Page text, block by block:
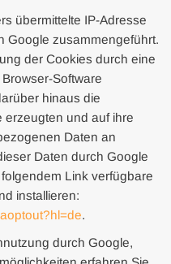
übermittelte IP-Adresse
Google zusammengeführt.
der Cookies durch eine
Software
hinaus die
erzeugten und auf ihre
Daten an
Daten durch Google
Link verfügbare
installieren:
.
durch Google,